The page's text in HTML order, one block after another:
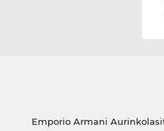
Emporio Armani